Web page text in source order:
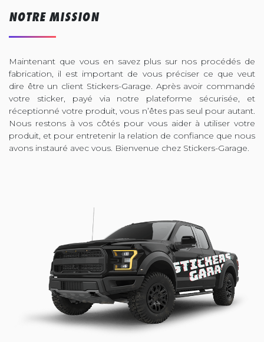
NOTRE MISSION
Maintenant que vous en savez plus sur nos procédés de
fabrication, il est important de vous préciser ce que veut
dire être un client Stickers-Garage. Après avoir commandé
votre sticker, payé via notre plateforme sécurisée, et
réceptionné votre produit, vous n’êtes pas seul pour autant.
Nous restons à vos côtés pour vous aider à utiliser votre
produit, et pour entretenir la relation de confiance que nous
avons instauré avec vous. Bienvenue chez Stickers-Garage.